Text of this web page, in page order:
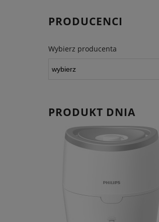
PRODUCENCI
Wybierz producenta
PRODUKT DNIA